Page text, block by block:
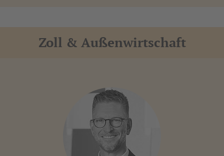
Zoll & Außenwirtschaft